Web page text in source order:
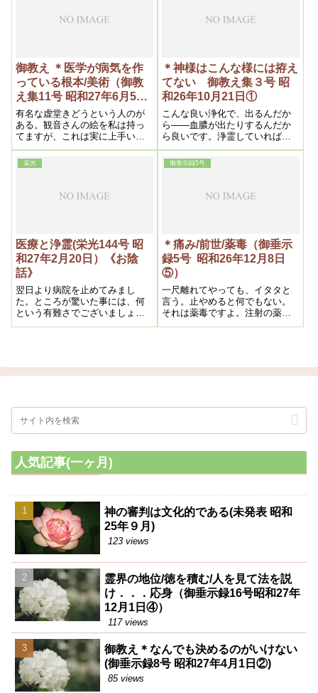
この迷信の為に現在は固より、
御教え ＊医学が病気を作
っている根本/美術（御教
え集11号 昭和27年6月5日
②）
有名な虚堂きどうという人のが
ある。観音さんの絵を私は持っ
てますが、これは実に上手いで
す。これは字より上手いくらい
です。あまり習ったとは思えな
いですね。やはり字が上手い
け行が積んで魂が偉くなってい
＊神様はこんな様には拵え
てない 御教え集３号 昭
和26年10月21日①
こんな良い浄化で、出るんだか
ら――血膿が出たりするんだか
ら良いです。浄霊していれば必
ず治ります。
栄光
医療と浄霊(栄光144号 昭
和27年2月20日）《お陰
話》
翌日より病院を止めてみまし
た。ところが驚いた事には、何
という有難さでございましょう
か、毎日毎日続いていた頭痛も
御垂示録5号
＊痛み/前世/薬毒（御垂示
録5号 昭和26年12月8日
⑤）
一尺離れてやっても、イタタと
言う。止やめると何でもない。
それは薬毒ですよ。注射の薬の
どれかです。そんなのは治り良
す。だから、やると直ぐに痛む
人気記事(一ヶ月)
神の審判は文化的である(未発表 昭和
25年９月)
123 views
霊界の地位/徳を積む/人を見て法を説
け．．．応身（御垂示録16号昭和27年
12月1日④）
117 views
御教え＊なんでも決めるのがいけない
(御垂示録8号 昭和27年4月1日②)
85 views